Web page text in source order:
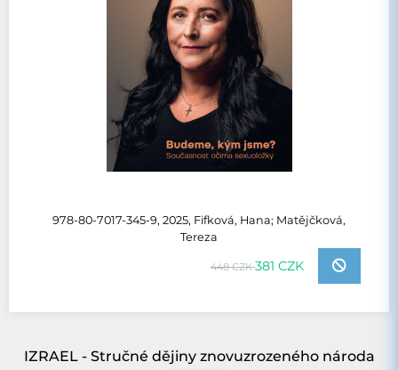
978-80-7017-345-9, 2025, Fifková, Hana; Matějčková,
Tereza
448 CZK381 CZK
IZRAEL - Stručné dějiny znovuzrozeného národa